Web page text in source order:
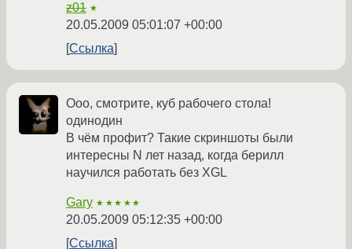
z01 ★
20.05.2009 05:01:07 +00:00
Ссылка
Ооо, смотрите, куб рабочего стола!
одинодин
В чём профит? Такие скриншоты были
интересны N лет назад, когда берилл
научился работать без XGL
Gary ★★★★★
20.05.2009 05:12:35 +00:00
Ссылка